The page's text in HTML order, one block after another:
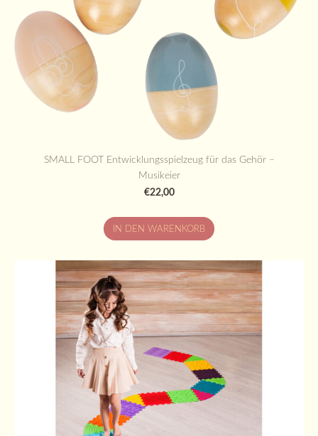
SMALL FOOT Entwicklungsspielzeug für das Gehör –
Musikeier
€22,00
IN DEN WARENKORB